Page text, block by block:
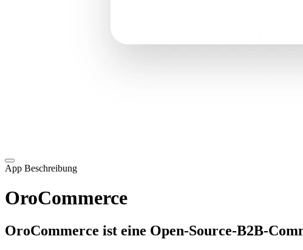
App Beschreibung
OroCommerce
OroCommerce ist eine Open-Source-B2B-